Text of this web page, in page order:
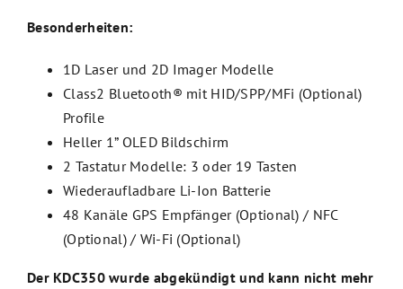
Besonderheiten:
1D Laser und 2D Imager Modelle
Class2 Bluetooth® mit HID/SPP/MFi (Optional)
Profile
Heller 1” OLED Bildschirm
2 Tastatur Modelle: 3 oder 19 Tasten
Wiederaufladbare Li-Ion Batterie
48 Kanäle GPS Empfänger (Optional) / NFC
(Optional) / Wi-Fi (Optional)
Der KDC350 wurde abgekündigt und kann nicht mehr